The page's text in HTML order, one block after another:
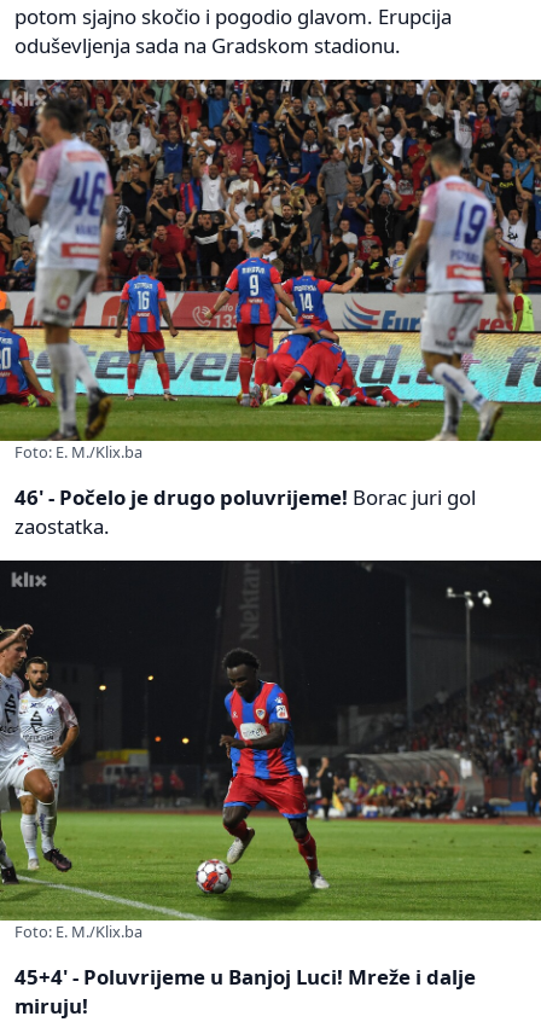
potom sjajno skočio i pogodio glavom. Erupcija
oduševljenja sada na Gradskom stadionu.
Foto: E. M./Klix.ba
46' - Počelo je drugo poluvrijeme! Borac juri gol
zaostatka.
Foto: E. M./Klix.ba
45+4' - Poluvrijeme u Banjoj Luci! Mreže i dalje
miruju!